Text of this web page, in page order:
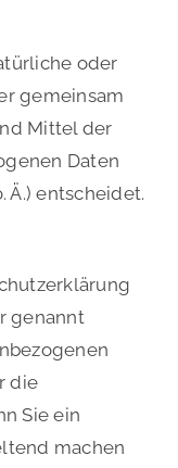
oder
gemeinsam
Mittel der
Daten
Ä.) entscheidet.
genannt
die
Sie ein
machen